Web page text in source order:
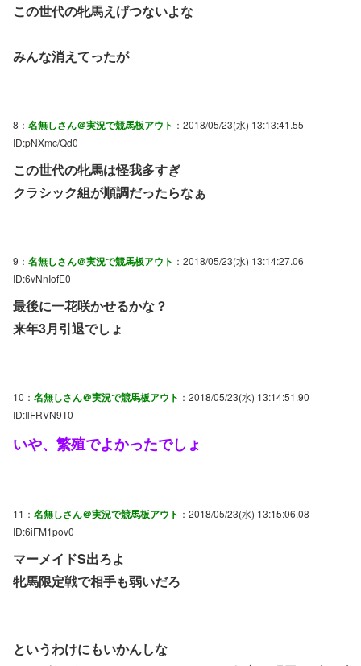
この世代の牝馬えげつないよな
みんな消えてったが
8： 名無しさん＠実況で競馬板アウト ：2018/05/23(水) 13:13:41.55
ID:pNXmc/Qd0
この世代の牝馬は怪我多すぎ
クラシック組が順調だったらなぁ
9： 名無しさん＠実況で競馬板アウト ：2018/05/23(水) 13:14:27.06
ID:6vNnIofE0
最後に一花咲かせるかな？
来年3月引退でしょ
10： 名無しさん＠実況で競馬板アウト ：2018/05/23(水) 13:14:51.90
ID:IlFRVN9T0
いや、繁殖でよかったでしょ
11： 名無しさん＠実況で競馬板アウト ：2018/05/23(水) 13:15:06.08
ID:6iFM1pov0
マーメイドS出ろよ
牝馬限定戦で相手も弱いだろ
というわけにもいかんしな